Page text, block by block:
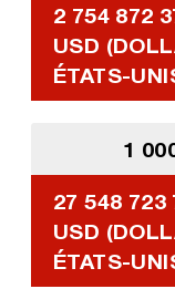
2 754 872
USD
ÉTATS-
1
27 548 723
USD
ÉTATS-